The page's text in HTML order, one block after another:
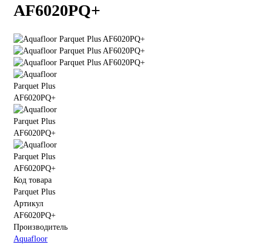
AF6020PQ+
Код товара
Parquet Plus
Артикул
AF6020PQ+
Производитель
Aquafloor